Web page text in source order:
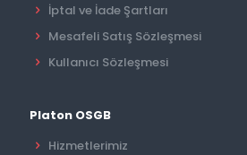
İptal ve İade Şartları
Mesafeli Satış Sözleşmesi
Kullanıcı Sözleşmesi
Platon OSGB
Hizmetlerimiz